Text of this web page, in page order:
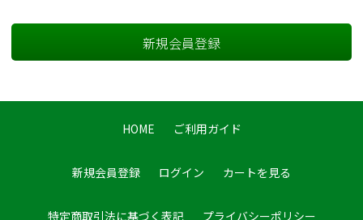
HOME ご利用ガイド
新規会員登録 ログイン カートを見る
特定商取引法に基づく表記 プライバシーポリシー